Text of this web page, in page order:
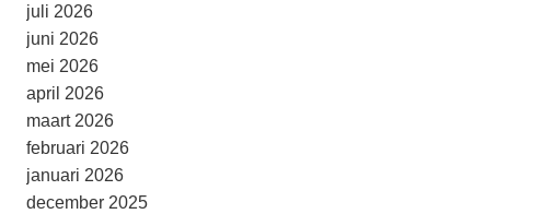
juli 2026
juni 2026
mei 2026
april 2026
maart 2026
februari 2026
januari 2026
december 2025